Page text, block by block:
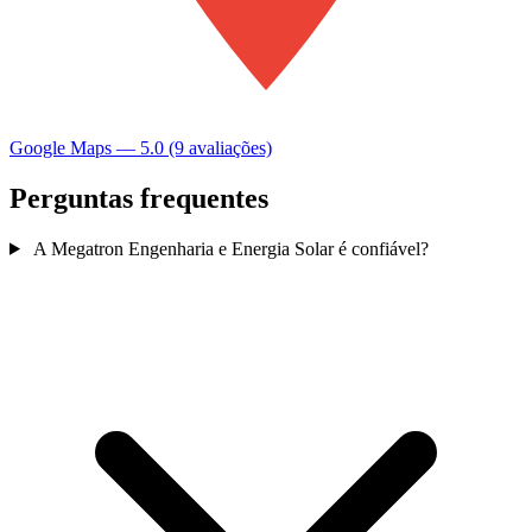
Google Maps — 5.0 (9 avaliações)
Perguntas frequentes
A Megatron Engenharia e Energia Solar é confiável?